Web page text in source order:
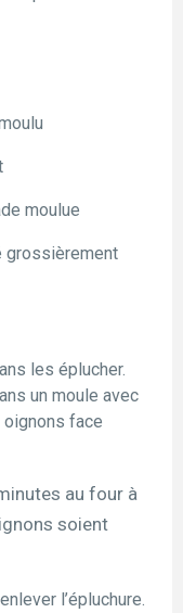
moulue
grossièrement
les éplucher.
un moule avec
face
au four à
soient
l’épluchure.